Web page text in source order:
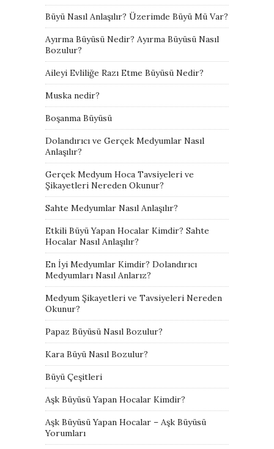
Büyü Nasıl Anlaşılır? Üzerimde Büyü Mü Var?
Ayırma Büyüsü Nedir? Ayırma Büyüsü Nasıl
Bozulur?
Aileyi Evliliğe Razı Etme Büyüsü Nedir?
Muska nedir?
Boşanma Büyüsü
Dolandırıcı ve Gerçek Medyumlar Nasıl
Anlaşılır?
Gerçek Medyum Hoca Tavsiyeleri ve
Şikayetleri Nereden Okunur?
Sahte Medyumlar Nasıl Anlaşılır?
Etkili Büyü Yapan Hocalar Kimdir? Sahte
Hocalar Nasıl Anlaşılır?
En İyi Medyumlar Kimdir? Dolandırıcı
Medyumları Nasıl Anlarız?
Medyum Şikayetleri ve Tavsiyeleri Nereden
Okunur?
Papaz Büyüsü Nasıl Bozulur?
Kara Büyü Nasıl Bozulur?
Büyü Çeşitleri
Aşk Büyüsü Yapan Hocalar Kimdir?
Aşk Büyüsü Yapan Hocalar – Aşk Büyüsü
Yorumları